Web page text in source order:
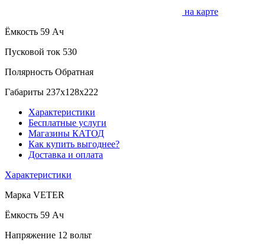
на карте
Ёмкость 59 Ач
Пусковой ток 530
Полярность Обратная
Габариты 237x128x222
Характеристики
Бесплатные услуги
Магазины КАТОД
Как купить выгоднее?
Доставка и оплата
Характеристики
Марка VETER
Ёмкость 59 Ач
Напряжение 12 вольт